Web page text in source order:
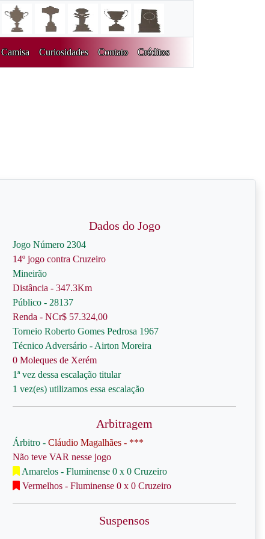
Camisa Curiosidades Contato Créditos
Dados do Jogo
Jogo Número 2304
14º jogo contra Cruzeiro
Mineirão
Distância - 347.3Km
Público - 28137
Renda - NCr$ 57.324,00
Torneio Roberto Gomes Pedrosa 1967
Técnico Adversário - Airton Moreira
0 Moleques de Xerém
1ª vez dessa escalação titular
1 vez(es) utilizamos essa escalação
Arbitragem
Árbitro - Cláudio Magalhães - ***
Não teve VAR nesse jogo
Amarelos - Fluminense 0 x 0 Cruzeiro
Vermelhos - Fluminense 0 x 0 Cruzeiro
Suspensos